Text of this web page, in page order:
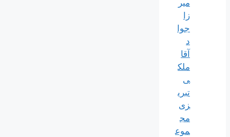
میر
زا
جوا
آقا
ملک
ی
تبری
زی
مج
موع